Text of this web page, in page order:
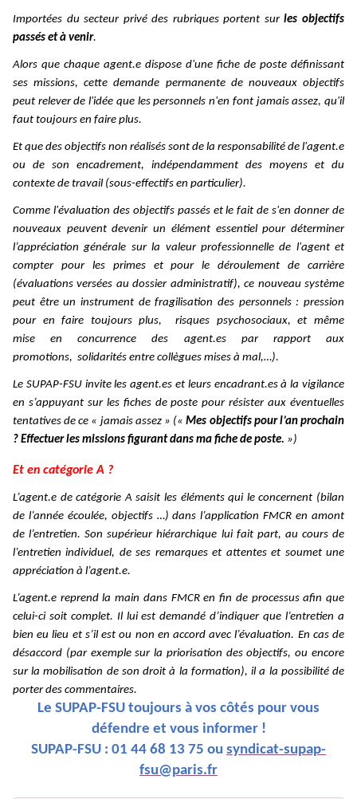
Importées du secteur privé des rubriques portent surles objectifs
passés et à venir.
Alors que chaque agent.e dispose d'une fiche de poste définissant
ses missions, cette demande permanente de nouveaux objectifs
peut relever de l'idée que les personnels n'en font jamais assez, qu'il
faut toujours en faire plus.
Et que des objectifs non réalisés sont de la responsabilité de l'agent.e
ou de son encadrement, indépendamment des moyens et du
contexte de travail (sous-effectifs en particulier).
Comme l'évaluation des objectifs passés et le fait de s'en donner de
nouveaux peuvent devenir un élément essentiel pour déterminer
l’appréciation générale sur la valeur professionnelle de l'agent et
compter pour les primes et pour le déroulement de carrière
(évaluations versées au dossier administratif), ce nouveau système
peut être un instrument de fragilisation des personnels : pression
pour en faire toujours plus,
risques psychosociaux, et même
mise
en concurrence
des agent.es par rapport aux
promotions, solidarités entre collègues mises à mal,…).
Le SUPAP-FSU invite les agent.es et leurs encadrant.es à la vigilance
en s’appuyant sur les fiches de poste pour résister aux éventuelles
tentatives de ce « jamais assez » («Mes objectifs pour l’an prochain
? Effectuer les missions figurant dans ma fiche de poste. »)
Et en catégorie A ?
L’agent.e de catégorie A saisit les éléments qui le concernent (bilan
de l’année écoulée, objectifs …) dans l’application FMCR en amont
de l’entretien. Son supérieur hiérarchique lui fait part, au cours de
l’entretien individuel, de ses remarques et attentes et soumet une
appréciation à l’agent.e.
L’agent.e reprend la main dans FMCR en fin de processus afin que
celui-ci soit complet. Il lui est demandé d’indiquer que l’entretien a
bien eu lieu et s’il est ou non en accord avec l’évaluation. En cas de
désaccord (par exemple sur la priorisation des objectifs, ou encore
sur la mobilisation de son droit à la formation), il a la possibilité de
porter des commentaires.
Le SUPAP-FSU toujours à vos côtés pour vous
défendre et vous informer !
SUPAP-FSU : 01 44 68 13 75 ou syndicat-supap-
fsu@paris.fr